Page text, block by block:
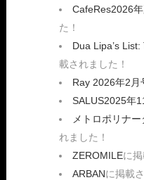
CafeRes2026
た！
Dua Lipa’s
載されました！
Ray 2026年2月
SALUS2025年
メトロポリナ
れました！
ZEROMILEに
ARBANに掲載